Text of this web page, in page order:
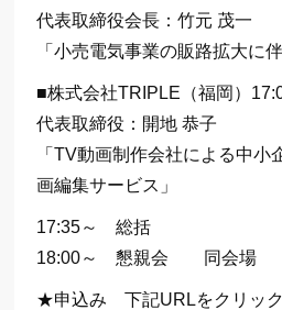
代表取締役会長：竹元 茂一
「小売電気事業の販路拡大に
■株式会社TRIPLE（福岡）
代表取締役：開地 恭子
「TV動画制作会社による中小
画編集サービス」
17:35～ 総括
18:00～ 懇親会 同会場
★申込み 下記URLをクリック